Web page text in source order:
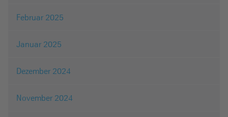
Februar 2025
Januar 2025
Dezember 2024
November 2024